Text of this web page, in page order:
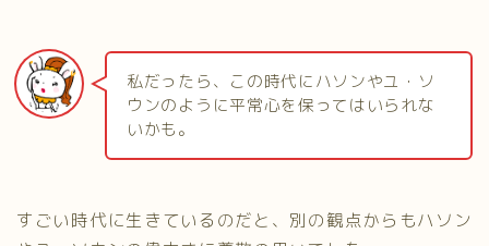
私だったら、この時代にハソンやユ・ソ
ウンのように平常心を保ってはいられな
いかも。
すごい時代に生きているのだと、別の観点からもハソン